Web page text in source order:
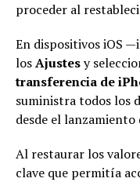
proceder al
En dispositivos iOS
losAjustesy
transferencia de
suministra todos los
desde el lanzamiento
Al restaurar los
clave que permitía